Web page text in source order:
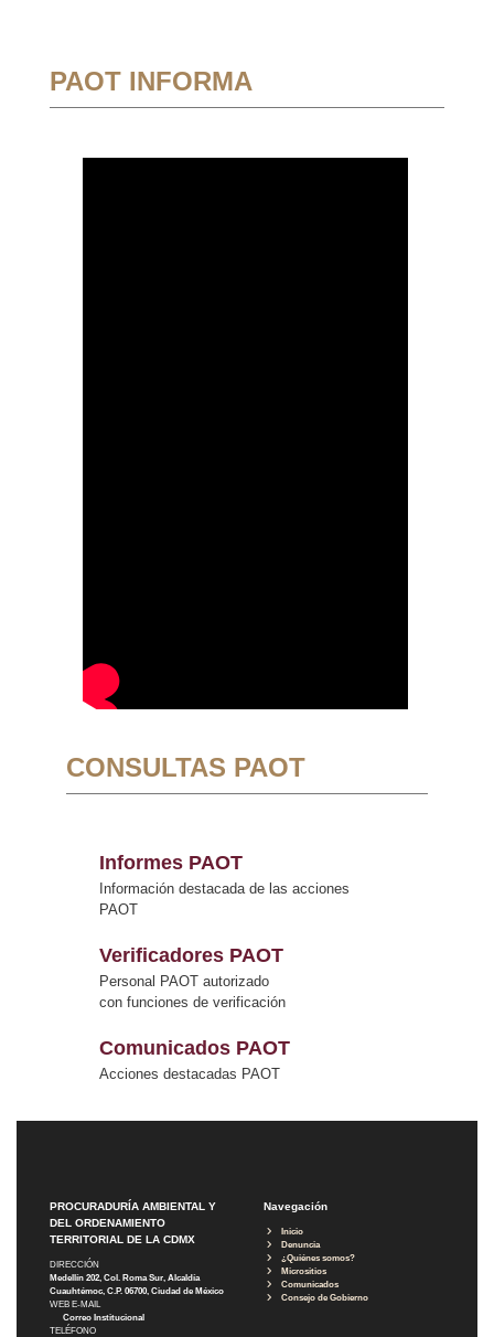
PAOT INFORMA
CONSULTAS PAOT
Informes PAOT
Información destacada de las acciones
PAOT
Verificadores PAOT
Personal PAOT autorizado
con funciones de verificación
Comunicados PAOT
Acciones destacadas PAOT
PROCURADURÍA AMBIENTAL Y
DEL ORDENAMIENTO
TERRITORIAL DE LA CDMX
DIRECCIÓN
Medellín 202, Col. Roma Sur, Alcaldía
Cuauhtémoc, C.P. 06700, Ciudad de México
WEB E-MAIL
Correo Institucional
TELÉFONO
Navegación
Inicio
Denuncia
¿Quiénes somos?
Micrositios
Comunicados
Consejo de Gobierno